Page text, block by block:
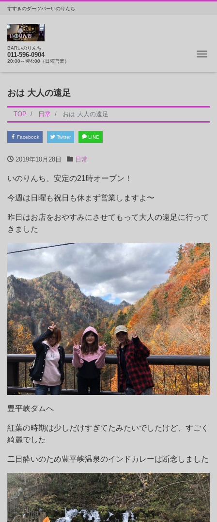
すすきのダーツバーいのりんち
BARいのりんち
011-596-0904
20:00～翌4:00（日曜営業）
ナ
おは 大人の遠足
TOP 日常 おは 大人の遠足
Facebook Twitter LINE
2019年10月28日 日常
いのりんち、安定の21時オープン！
今週は日曜も祝日も休まず営業しますよ〜
昨日はお店をおやすみにさせてもって大人の遠足に行って
きました
豊平峡ダムへ
紅葉の時期は少しだけすぎてたみたいでしたけど、すごく
綺麗でした
二日酔いのため豊平峡温泉のインドカレーは断念しました